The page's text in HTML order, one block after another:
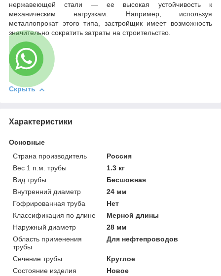
нержавеющей стали — ее высокая устойчивость к
механическим нагрузкам. Например, используя
металлопрокат этого типа, застройщик имеет возможность
значительно сократить затраты на строительство.
Скрыть
Характеристики
Основные
Страна производитель
Россия
Вес 1 п.м. трубы
1.3 кг
Вид трубы
Бесшовная
Внутренний диаметр
24 мм
Гофрированная труба
Нет
Классификация по длине
Мерной длины
Наружный диаметр
28 мм
Область применения
трубы
Для нефтепроводов
Сечение трубы
Круглое
Состояние изделия
Новое